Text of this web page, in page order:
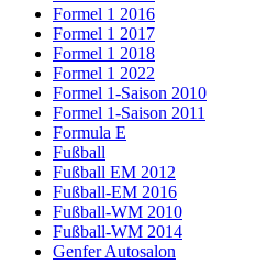
Formel 1 2016
Formel 1 2017
Formel 1 2018
Formel 1 2022
Formel 1-Saison 2010
Formel 1-Saison 2011
Formula E
Fußball
Fußball EM 2012
Fußball-EM 2016
Fußball-WM 2010
Fußball-WM 2014
Genfer Autosalon